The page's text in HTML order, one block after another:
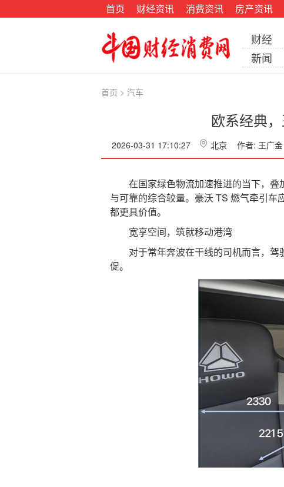
首页 财经资讯 消费资讯 房产资讯
财经
新闻
首页 > 汽车
欧系经典
2026-03-31 17:10:27 北京 作者: 王广金
在国家绿色物流加速推进的当下，叠
与可靠的综合较量。豪沃 TS 燃气牵引
都更具价值。
宽享空间，筑就移动港湾
对于常年奔波在干线的司机而言，驾
促。